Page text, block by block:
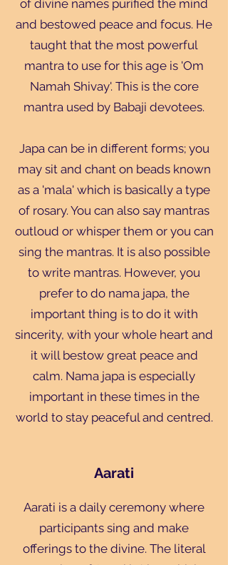
of divine names purified the mind
and bestowed peace and focus. He
taught that the most powerful
mantra to use for this age is 'Om
Namah Shivay'. This is the core
mantra used by Babaji devotees.
Japa can be in different forms; you
may sit and chant on beads known
as a 'mala' which is basically a type
of rosary. You can also say mantras
outloud or whisper them or you can
sing the mantras. It is also possible
to write mantras. However, you
prefer to do nama japa, the
important thing is to do it with
sincerity, with your whole heart and
it will bestow great peace and
calm. Nama japa is especially
important in these times in the
world to stay peaceful and centred.
Aarati
Aarati is a daily ceremony where
participants sing and make
offerings to the divine. The literal